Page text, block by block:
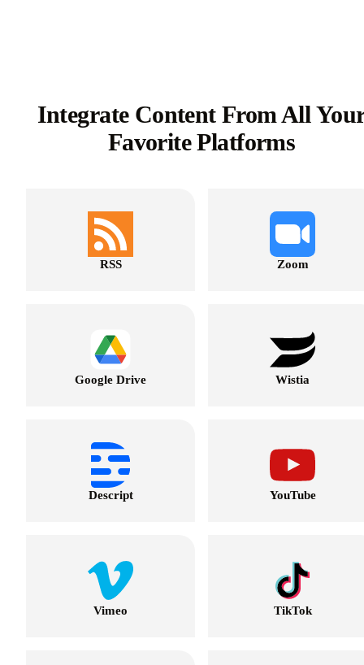
Integrate Content From All
Favorite Platforms
RSS Zoom
Google Drive Wistia
Descript YouTube
Vimeo TikTok